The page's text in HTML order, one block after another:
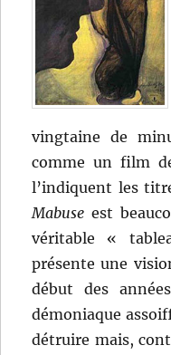
vingtaine de
comme un film
l’indiquent les
Mabuse est
véritable «
présente une
début des
démoniaque
détruire mais,